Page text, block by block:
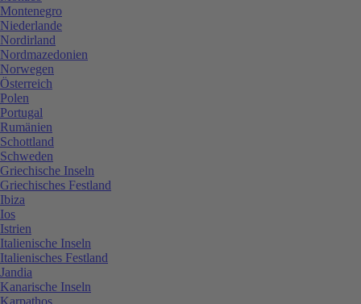
Montenegro
Niederlande
Nordirland
Nordmazedonien
Norwegen
Österreich
Polen
Portugal
Rumänien
Schottland
Schweden
Griechische Inseln
Griechisches Festland
Ibiza
Ios
Istrien
Italienische Inseln
Italienisches Festland
Jandia
Kanarische Inseln
Karpathos